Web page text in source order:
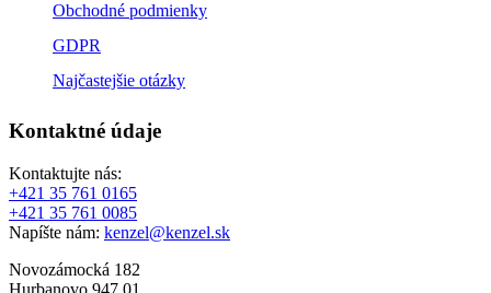
Obchodné podmienky
GDPR
Najčastejšie otázky
Kontaktné údaje
Kontaktujte nás:
+421 35 761 0165
+421 35 761 0085
Napíšte nám: kenzel@kenzel.sk
Novozámocká 182
Hurbanovo 947 01